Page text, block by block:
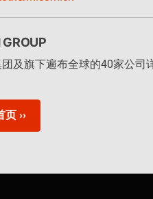
及旗下遍布全球的40家公司
››